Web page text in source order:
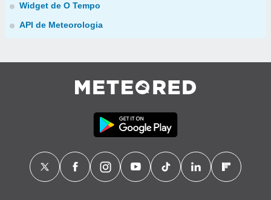
Widget de O Tempo
API de Meteorologia